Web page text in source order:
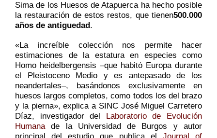
Sima de los Huesos de Atapuerca ha hecho posible
la restauración de estos restos, que tienen500.000
años de antiguedad.
«La increíble colección nos permite hacer
estimaciones de la estatura en especies como
Homo heidelbergensis –que habitó Europa durante
el Pleistoceno Medio y es antepasado de los
neandertales–, basándonos exclusivamente en
huesos largos completos, como todos los del brazo
y la pierna», explica a SINC José Miguel Carretero
Díaz, investigador del Laboratorio de Evolución
Humanade la Universidad de Burgos y autor